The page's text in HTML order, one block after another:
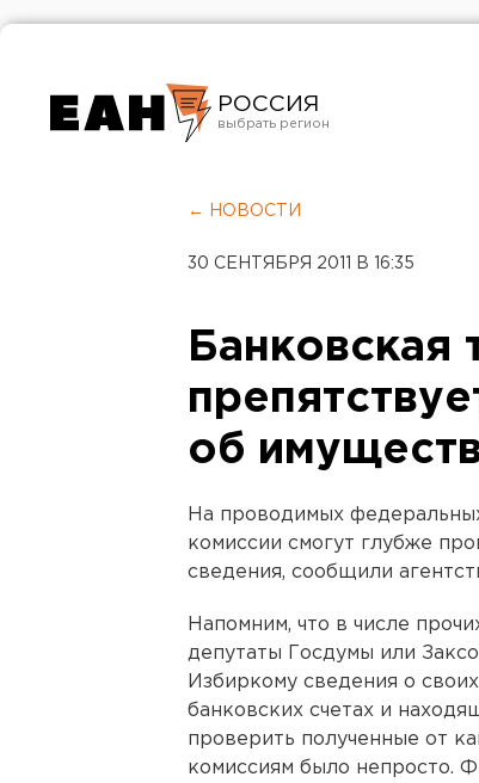
РОССИЯ
Челябинск
← НОВОСТИ
30 СЕНТЯБРЯ 2011 В 16:35
Банковская
об
На проводимых
комиссии смогут глубже
сведения, сообщили
Напомним, что в числе
депутаты Госдумы или
Избиркому сведения о
банковских счетах и
проверить полученные от
комиссиям было непросто.